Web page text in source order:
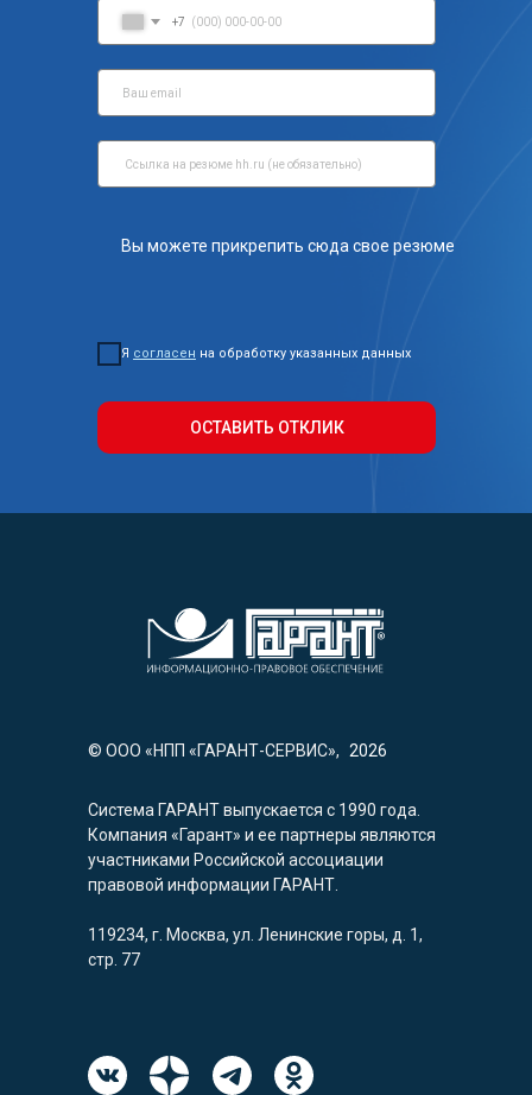
+7
Вы можете прикрепить сюда свое резюме
ОСТАВИТЬ ОТКЛИК
Я согласен на обработку указанных данных
© ООО «НПП «ГАРАНТ-СЕРВИС», 2026
Система ГАРАНТ выпускается с 1990 года.
Компания «Гарант» и ее партнеры являются
участниками Российской ассоциации
правовой информации ГАРАНТ.
119234, г. Москва, ул. Ленинские горы, д. 1,
стр. 77